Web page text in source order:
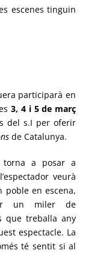
escenes tinguin
participarà en
3, 4 i 5 de març
del s.I per oferir
de Catalunya.
torna a posar a
veurà
poble en escena,
un miler de
que treballa any
espectacle. La
té sentit si al